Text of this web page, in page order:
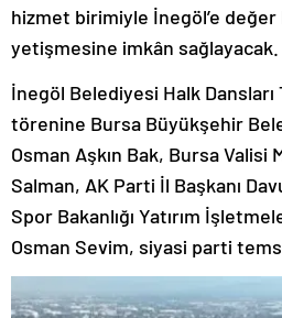
hizmet birimiyle İnegöl’e değer
yetişmesine imkân sağlayacak.
İnegöl Belediyesi Halk Dansları
törenine Bursa Büyükşehir
Osman Aşkın Bak, Bursa
Salman, AK Parti İl Başkanı
Spor Bakanlığı Yatırım
Osman Sevim, siyasi parti